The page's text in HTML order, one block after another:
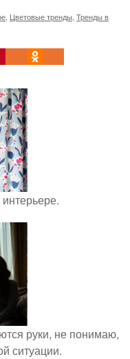
Цветовые тренды Тренды в
руки, не понимаю,
ситуации.